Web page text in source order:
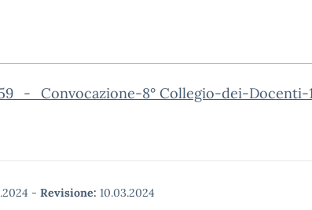
_Convocazione-8° Collegio-dei-Docenti-
- Revisione: 10.03.2024